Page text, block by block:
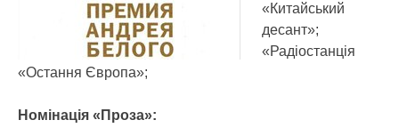
«Китайський
десант»;
«Радіостанція
«Остання Європа»;
Номінація «Проза»: